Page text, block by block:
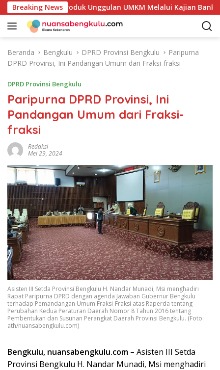
a
Breaking News
Potensi Produk Unggulan UMKM Melalui Kajian Bank
Beranda Bengkulu DPRD Provinsi Bengkulu
Paripurna
DPRD Provinsi, Ini Pandangan Umum dari Fraksi-fraksi
DPRD Provinsi Bengkulu
Paripurna DPRD Provinsi, Ini
Pandangan Umum dari Fraksi-
fraksi
Redaksi
Mei 29, 2024
Asisten III Setda Provinsi Bengkulu H. Nandar Munadi, Msi menghadiri
Rapat Paripurna DPRD dengan agenda Jawaban Gubernur Bengkulu
terhadap Pemandangan Umum Fraksi-Fraksi atas Raperda tentang
Perubahan Kedua Peraturan Daerah Nomor 8 Tahun 2016 tentang
Pembentukan dan Susunan Perangkat Daerah Provinsi Bengkulu. (Foto:
ath/nuansabengkulu.com)
Bengkulu, nuansabengkulu.com – Asisten III Setda
Provinsi Bengkulu H. Nandar Munadi, Msi menghadiri